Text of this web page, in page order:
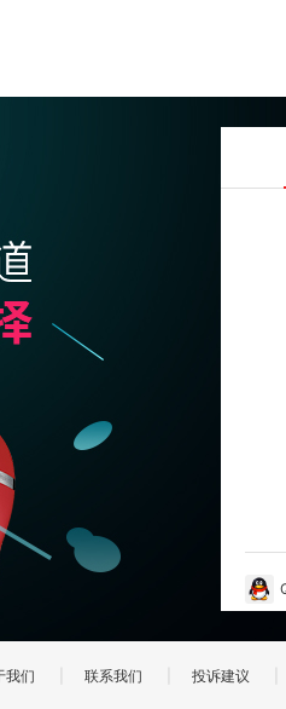
我们 联系我们 投诉建议